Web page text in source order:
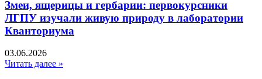
Змеи, ящерицы и гербарии: первокурсники
ЛГПУ изучали живую природу в лаборатории
Кванториума
03.06.2026
Читать далее »